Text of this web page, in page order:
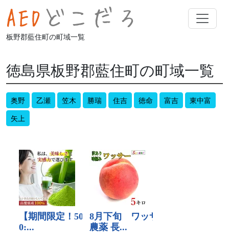
板野郡藍住町の町域一覧
徳島県板野郡藍住町の町域一覧
奥野 乙瀬 笠木 勝瑞 住吉 徳命 富吉
東中富
矢上